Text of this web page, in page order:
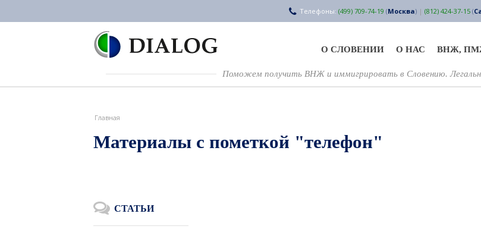
Телефоны: (499) 709-74-19 (Москва) | (812) 424-37-15 (
О СЛОВЕНИИ О НАС ВНЖ,
Поможем получить ВНЖ и иммигрировать в Словению.
Главная
Материалы с пометкой "телефон"
СТАТЬИ